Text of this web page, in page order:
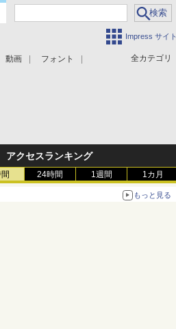
Impress サイト
全カテゴリ
動画 フォント
アクセスランキング
24時間 1週間 1カ月
もっと見る